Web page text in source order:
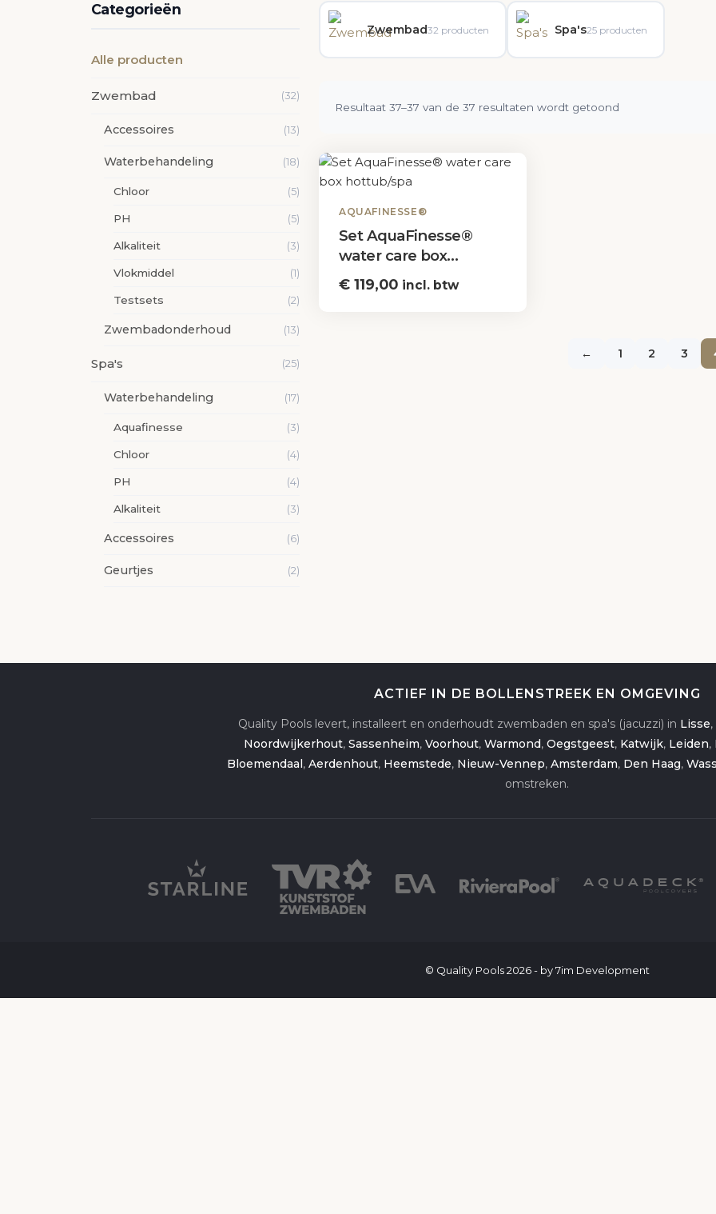
Categorieën
Alle producten
Zwembad (32)
Accessoires (13)
Waterbehandeling (18)
Chloor (5)
PH (5)
Alkaliteit (3)
Vlokmiddel (1)
Testsets (2)
Zwembadonderhoud (13)
Spa's (25)
Waterbehandeling (17)
Aquafinesse (3)
Chloor (4)
PH (4)
Alkaliteit (3)
Accessoires (6)
Geurtjes (2)
Zwembad32 producten Spa's25 producten
Resultaat 37–37 van de 37 resultaten wordt getoond
AQUAFINESSE®
Set AquaFinesse®
water care box
hottub/spa
€ 119,00 incl. btw
← 1 2 3
Zuid-Holland - Nederland
071-8704347
ACTIEF IN DE BOLLENSTREEK EN OMGEVING
Quality Pools levert, installeert en onderhoudt zwembaden en spa's (jacuzzi) in Lisse,
Noordwijkerhout, Sassenheim, Voorhout, Warmond, Oegstgeest, Katwijk, Leiden,
Bloemendaal, Aerdenhout, Heemstede, Nieuw-Vennep, Amsterdam, Den Haag,
omstreken.
© Quality Pools 2026 - by 7im Development